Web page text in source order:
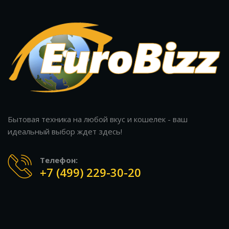
Бытовая техника на любой вкус и кошелек - ваш
идеальный выбор ждет здесь!
Телефон:
+7 (499) 229-30-20